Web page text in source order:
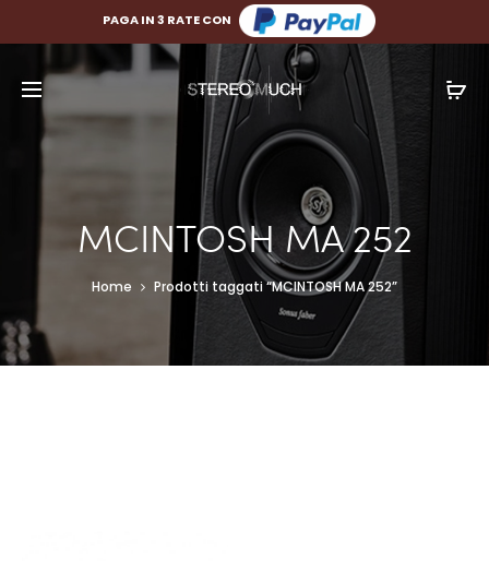
PAGA FINO A 10 RATE CON
PAGA IN 3 RATE CON
MCINTOSH MA 252
Home Prodotti taggati “MCINTOSH MA 252”